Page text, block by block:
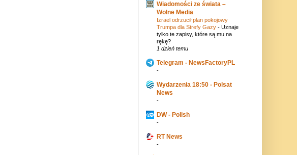
Wiadomości ze świata –
Wolne Media
Izrael odrzucił plan pokojowy
Trumpa dla Strefy Gazy - Uznaje
tylko te zapisy, które są mu na
rękę?
1 dzień temu
Telegram - NewsFactoryPL
-
Wydarzenia 18:50 - Polsat
News
-
DW - Polish
-
RT News
-